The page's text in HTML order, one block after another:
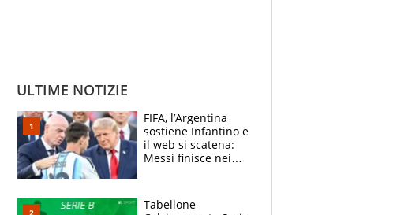
ULTIME NOTIZIE
FIFA, l’Argentina
sostiene Infantino e
il web si scatena:
Messi finisce nei
polemiche
Tabellone